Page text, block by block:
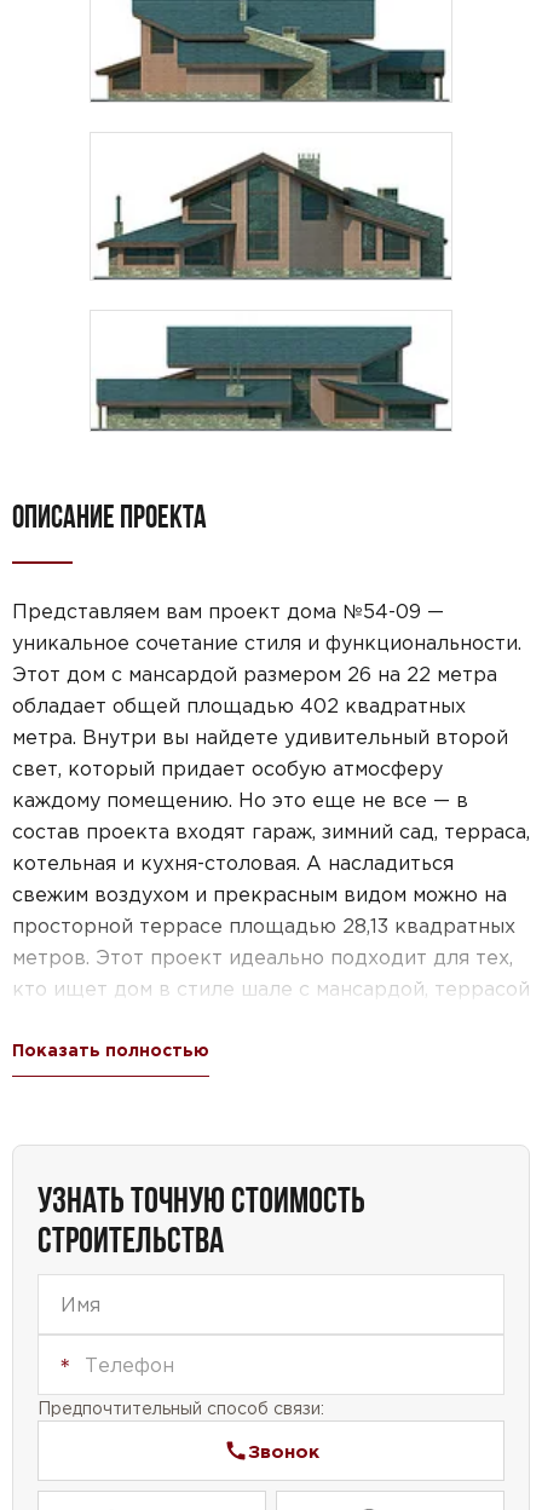
ОПИСАНИЕ ПРОЕКТА
Представляем вам проект дома №54-09 —
уникальное сочетание стиля и функциональности.
Этот дом с мансардой размером 26 на 22 метра
обладает общей площадью 402 квадратных
метра. Внутри вы найдете удивительный второй
свет, который придает особую атмосферу
каждому помещению. Но это еще не все — в
состав проекта входят гараж, зимний сад, терраса,
котельная и кухня-столовая. А насладиться
свежим воздухом и прекрасным видом можно на
просторной террасе площадью 28,13 квадратных
метров. Этот проект идеально подходит для тех,
кто ищет дом в стиле шале с мансардой, террасой
газобетона, что обеспечивает высокую прочность
и долговечность. Приобретая этот проект, вы
комфорт и элегантность.
Показать полностью
УЗНАТЬ ТОЧНУЮ СТОИМОСТЬ
СТРОИТЕЛЬСТВА
Предпочтительный способ связи:
Звонок
согласие на обработку персональных данных
подтверждаю, что ознакомлен(а) сполитикой
обработки персональных данных.